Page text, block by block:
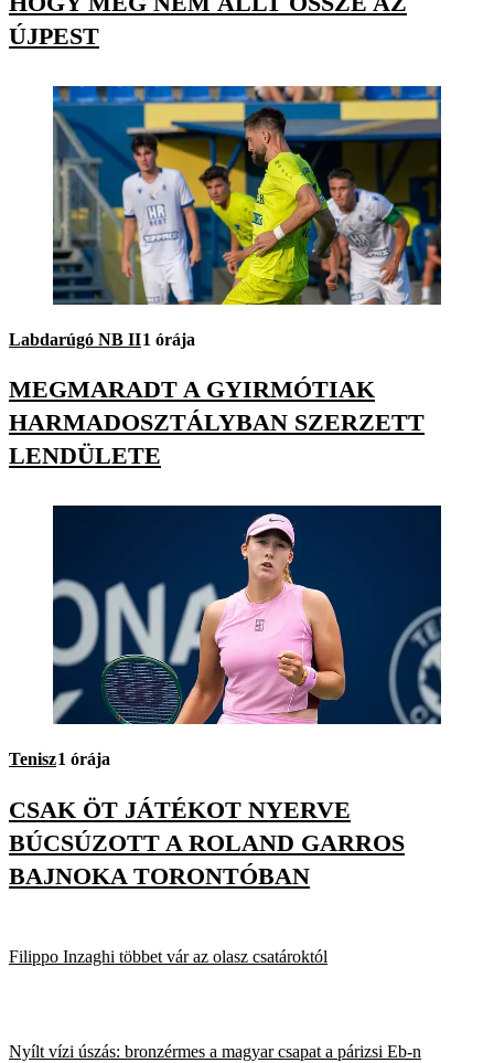
ÚJPEST
Labdarúgó NB II1 órája
MEGMARADT A GYIRMÓTIAK
HARMADOSZTÁLYBAN SZERZETT
LENDÜLETE
Tenisz1 órája
CSAK ÖT JÁTÉKOT NYERVE
BÚCSÚZOTT A ROLAND GARROS
BAJNOKA TORONTÓBAN
Filippo Inzaghi többet vár az olasz csatároktól
Nyílt vízi úszás: bronzérmes a magyar csapat a párizsi Eb-n